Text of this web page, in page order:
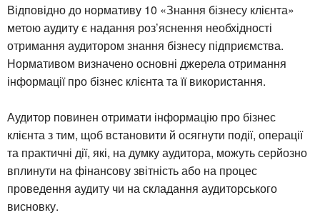
Відповідно до нормативу 10 «Знання бізнесу клієнта»
метою аудиту є надання роз’яснення необхідності
отримання аудитором знання бізнесу підприємства.
Нормативом визначено основні джерела отримання
інформації про бізнес клієнта та її використання.
Аудитор повинен отримати інформацію про бізнес
клієнта з тим, щоб встановити й осягнути події, операції
та практичні дії, які, на думку аудитора, можуть серйозно
вплинути на фінансову звітність або на процес
проведення аудиту чи на складання аудиторського
висновку.